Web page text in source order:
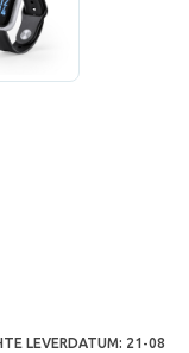
LEVERDATUM: 21-08